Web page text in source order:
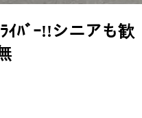
ｲﾊﾞｰ!!シニアも歓